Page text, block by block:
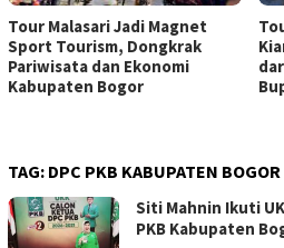
Tour Malasari Jadi Magnet
Sport Tourism, Dongkrak
Pariwisata dan Ekonomi
Kabupaten Bogor
TAG: DPC PKB KABUPATEN BOGOR
Siti Mahnin Ikuti
PKB Kabupaten